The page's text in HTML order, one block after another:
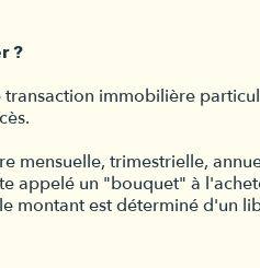
?
transaction immobilière
mensuelle, trimestrielle,
appelé un "bouquet" à
montant est déterminé d'un